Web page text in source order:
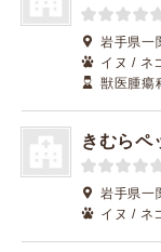
岩手県一
イヌ / ネ
獣医腫瘍
きむらペ
岩手県一
イヌ / ネ